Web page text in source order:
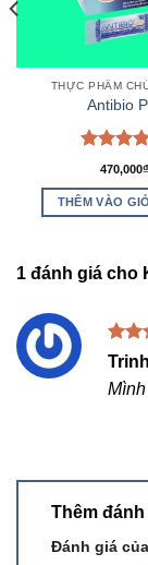
THỰC PHẨM
Antibio
Được xếp
hạng
5 sao
470,000₫
THÊM VÀO
1 đánh giá cho
hạng
sao
Trinh
Thêm đánh
Đánh giá